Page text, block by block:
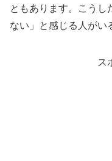
ともあります。こうし
ない」と感じる人がい
ス